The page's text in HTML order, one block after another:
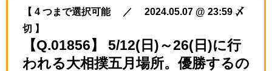
【 4 つまで選択可能 ／ 2024.05.07 @ 23:59 〆
切 】
【Q.01856】 5/12(日)～26(日)に行
われる大相撲五月場所。優勝するの